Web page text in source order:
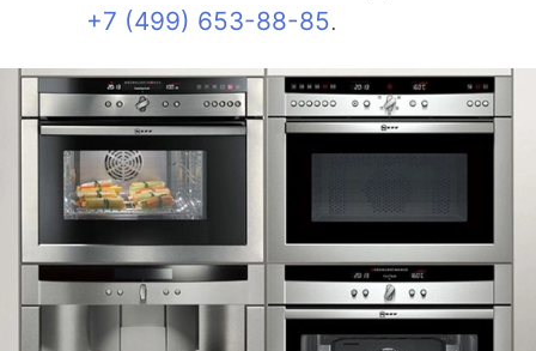
+7 (499) 653-88-85.